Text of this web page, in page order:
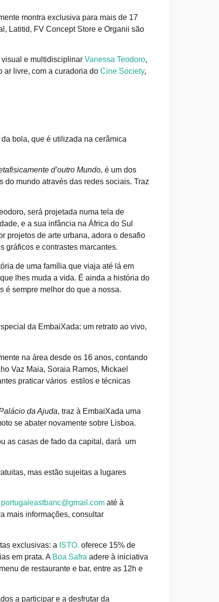
montra exclusiva para mais de 17
Latitid, FV Concept Store e Organii são
visual e multidisciplinar Vanessa Teodoro,
ar livre, com a curadoria do Cine Society,
bola, que é utilizada na cerâmica
d’outro Mundo, é um dos
mundo através das redes sociais. Traz
será projetada numa tela de
e a sua infância na África do Sul
projetos de arte urbana, adora o desafio
gráficos e contrastes marcantes.
de uma família que viaja até lá em
lhes muda a vida. É ainda a história do
é sempre melhor do que a nossa.
da EmbaiXada: um retrato ao vivo,
na área desde os 16 anos, contando
Vaz Maia, Soraia Ramos, Mickael
praticar vários estilos e técnicas
da Ajuda, traz à EmbaiXada uma
se abater novamente sobre Lisboa.
as casas de fado da capital, dará um
mas estão sujeitas a lugares
portugaleastbanc@gmail.com até à
mais informações, consultar
exclusivas: a ISTO. oferece 15% de
em prata. A Boa Safra adere à iniciativa
de restaurante e bar, entre as 12h e
a participar e a desfrutar da